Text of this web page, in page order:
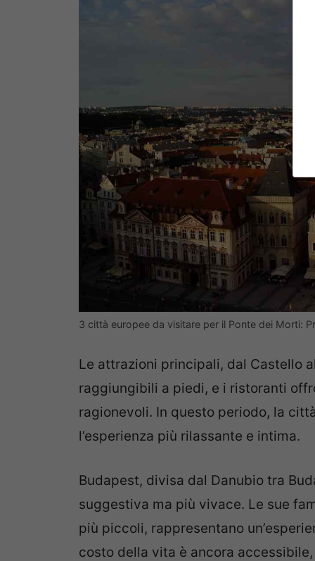
3 città europee da visitare per il Ponte dei Morti:
Le attrazioni principali, dal Castello
raggiungibili a piedi, e i ristoranti
ragionevoli. In questo periodo, la
l’esperienza più rilassante e intima.
Budapest, divisa dal Danubio tra
suggestiva ma più vivace. Le sue
più piccoli, rappresentano
costo della vita è ancora